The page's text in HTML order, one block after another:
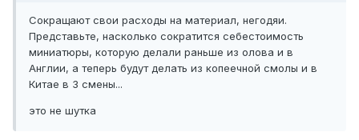
Сокращают свои расходы на материал, негодяи.
Представьте, насколько сократится себестоимость
миниатюры, которую делали раньше из олова и в
Англии, а теперь будут делать из копеечной смолы и в
Китае в 3 смены...
это не шутка